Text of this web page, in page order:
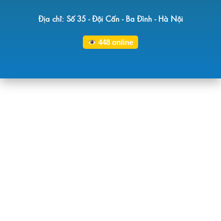
Địa chỉ: Số 35 - Đội Cấn - Ba Đình - Hà Nội
448 online